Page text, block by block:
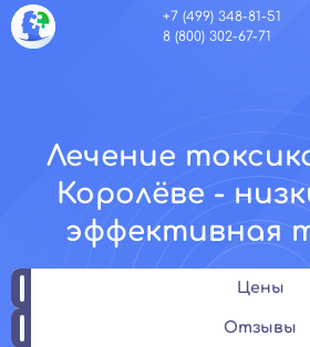
+7 (499) 348-81-51
8 (800) 302-67-71
Лечение
Королёве -
эффективная
Цены
Отзывы